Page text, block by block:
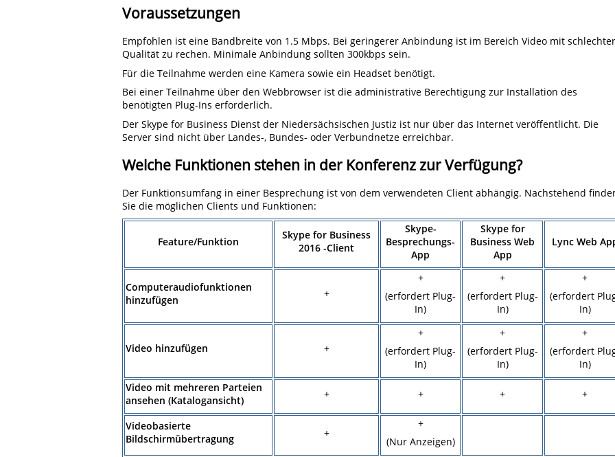
Voraussetzungen
Empfohlen ist eine Bandbreite von 1.5 Mbps. Bei geringerer Anbindung ist im Bereich Video mit
Qualität zu rechen. Minimale Anbindung sollten 300kbps sein.
Für die Teilnahme werden eine Kamera sowie ein Headset benötigt.
Bei einer Teilnahme über den Webbrowser ist die administrative Berechtigung zur Installation des
benötigten Plug-Ins erforderlich.
Der Skype for Business Dienst der Niedersächsischen Justiz ist nur über das Internet veröffentlicht. Die
Server sind nicht über Landes-, Bundes- oder Verbundnetze erreichbar.
Welche Funktionen stehen in der Konferenz zur Verfügung?
Der Funktionsumfang in einer Besprechung ist von dem verwendeten Client abhängig. Nachstehend
Sie die möglichen Clients und Funktionen:
Feature/Funktion
Skype for Business
2016 -Client
Skype-
Besprechungs-
App
Skype for
Business Web
App
Lync Web
Computeraudiofunktionen
hinzufügen
+
+
(erfordert Plug-
In)
+
(erfordert Plug-
In)
+
(erfordert
In)
Video hinzufügen +
+
(erfordert Plug-
In)
+
(erfordert Plug-
In)
+
(erfordert
In)
Video mit mehreren Parteien
ansehen (Katalogansicht)
+ + + +
Videobasierte
Bildschirmübertragung
+
+
(Nur Anzeigen)